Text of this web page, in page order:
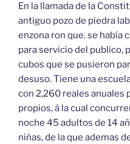
En la llamada de la
antiguo pozo de piedra
enzona ron que. se había
para servicio del publico,
cubos que se pusieron
desuso. Tiene una
con 2,260 reales anuales
propios, á la cual
noche 45 adultos de 14
niñas, de la que ademas